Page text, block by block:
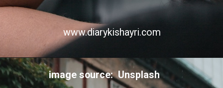
www.diarykishayri.com
image source: Unsplash